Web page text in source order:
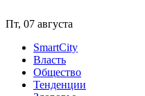
Пт, 07 августа
SmartCity
Власть
Общество
Тенденции